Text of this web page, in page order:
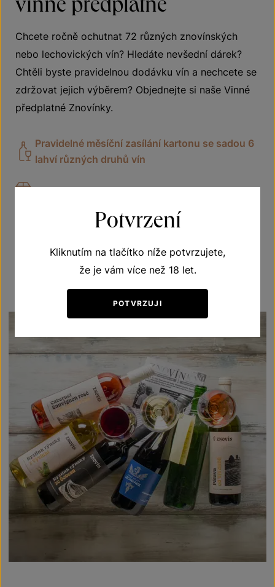
Chcete ročně ochutnat 72 různých znovínských
nebo lechovických vín? Hledáte nevšední dárek?
Chtěli byste pravidelnou dodávku vín a nechcete se
zdržovat jejich výběrem? Objednejte si naše Vinné
předplatné Znovínky.
Pravidelné měsíční zasílání kartonu se sadou 6
lahví různých druhů vín
Vhodné jako dárek
VÍCE O PŘEDPLATNÉM
Potvrzení
Kliknutím na tlačítko níže potvrzujete,
že je vám více než 18 let.
POTVRZUJI